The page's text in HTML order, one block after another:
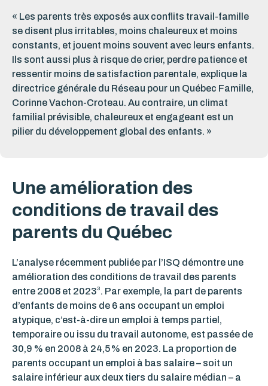
« Les parents très exposés aux conflits travail-famille
se disent plus irritables, moins chaleureux et moins
constants, et jouent moins souvent avec leurs enfants.
Ils sont aussi plus à risque de crier, perdre patience et
ressentir moins de satisfaction parentale, explique la
directrice générale du Réseau pour un Québec Famille,
Corinne Vachon-Croteau. Au contraire, un climat
familial prévisible, chaleureux et engageant est un
pilier du développement global des enfants. »
Une amélioration des
conditions de travail des
parents du Québec
L’analyse récemment publiée par l’ISQ démontre une
amélioration des conditions de travail des parents
entre 2008 et 20233 . Par exemple, la part de parents
d’enfants de moins de 6 ans occupant un emploi
atypique, c’est-à-dire un emploi à temps partiel,
temporaire ou issu du travail autonome, est passée de
30,9 % en 2008 à 24,5 % en 2023. La proportion de
parents occupant un emploi à bas salaire – soit un
salaire inférieur aux deux tiers du salaire médian – a